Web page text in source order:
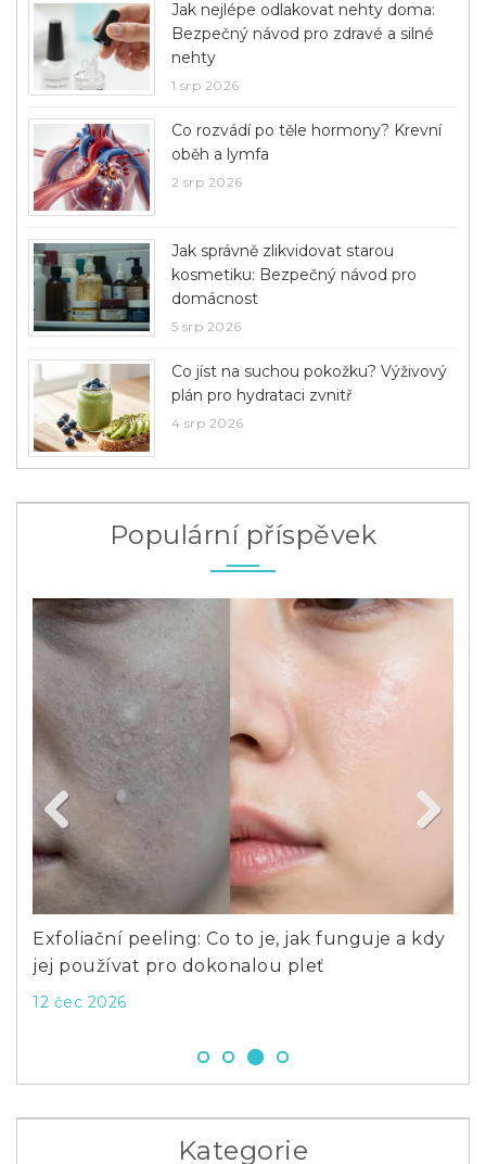
Jak nejlépe odlakovat nehty doma:
Bezpečný návod pro zdravé a silné
nehty
1 srp 2026
Co rozvádí po těle hormony? Krevní
oběh a lymfa
2 srp 2026
Jak správně zlikvidovat starou
kosmetiku: Bezpečný návod pro
domácnost
5 srp 2026
Co jíst na suchou pokožku? Výživový
plán pro hydrataci zvnitř
4 srp 2026
Populární příspěvek
Exfoliační peeling: Co to je, jak funguje a kdy
jej používat pro dokonalou pleť
12 čec 2026
Previous
Kategorie